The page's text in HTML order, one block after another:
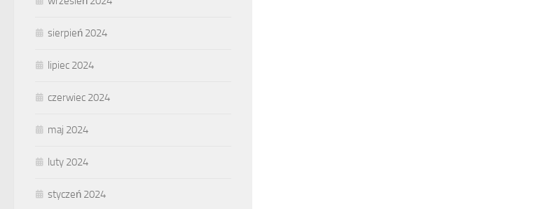
sierpień 2024
lipiec 2024
czerwiec 2024
maj 2024
luty 2024
styczeń 2024